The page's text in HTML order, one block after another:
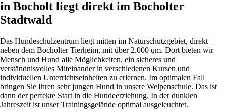
in Bocholt liegt direkt im Bocholter
Stadtwald
Das Hundeschulzentrum liegt mitten im Naturschutzgebiet, direkt
neben dem Bocholter Tierheim, mit über 2.000 qm. Dort bieten wir
Mensch und Hund alle Möglichkeiten, ein sicheres und
verständnisvolles Miteinander in verschiedenen Kursen und
individuellen Unterrichtseinheiten zu erlernen. Im optimalen Fall
bringen Sie Ihren sehr jungen Hund in unsere Welpenschule. Das ist
dann der perfekte Start in die Hundeerziehung. In der dunklen
Jahreszeit ist unser Trainingsgelände optimal ausgeleuchtet.